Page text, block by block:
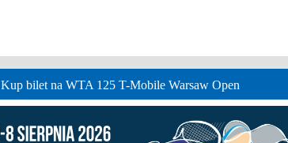
Kup bilet na WTA 125 T-Mobile Warsaw Open